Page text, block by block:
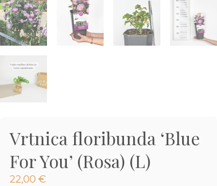
Vrtnica floribunda ‘Blue
For You’ (Rosa) (L)
22,00 €
€
Dodaj v košarico
Preberi prispevek